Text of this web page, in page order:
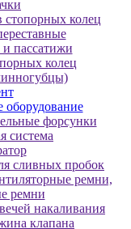
колец
пассатижи
колец
оборудование
форсунки
система
сливных пробок
ремни,
ремни
накаливания
клапана